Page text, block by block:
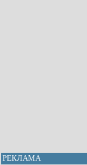
РЕКЛАМА